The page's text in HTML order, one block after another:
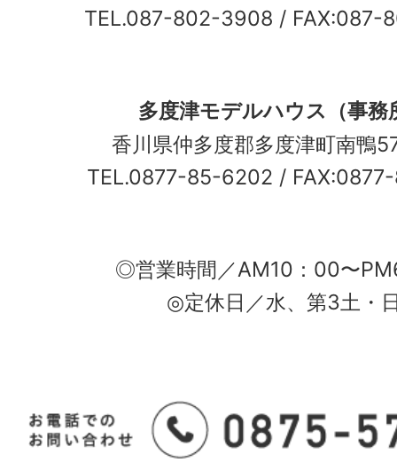
TEL.087-802-3908 / FAX:087-
多度津モデルハウス（事務
香川県仲多度郡多度津町南
TEL.0877-85-6202 /
◎営業時間／AM10：00〜
◎定休日／水、第3土・